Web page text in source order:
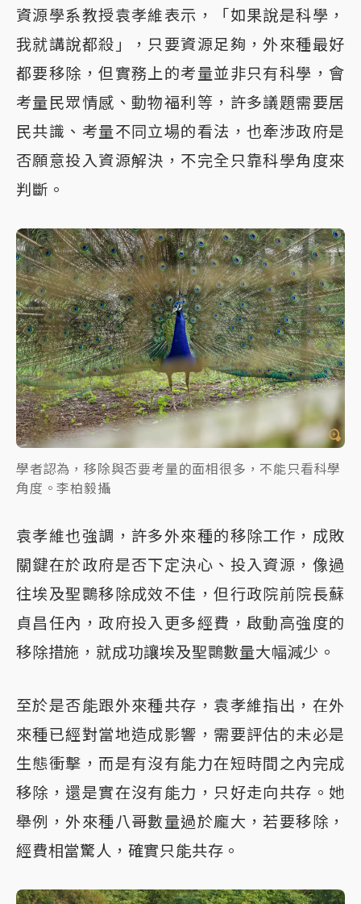
資源學系教授袁孝維表示，「如果說是科學，
我就講說都殺」，只要資源足夠，外來種最好
都要移除，但實務上的考量並非只有科學，會
考量民眾情感、動物福利等，許多議題需要居
民共識、考量不同立場的看法，也牽涉政府是
否願意投入資源解決，不完全只靠科學角度來
判斷。
學者認為，移除與否要考量的面相很多，不能只看科學
角度。李柏毅攝
袁孝維也強調，許多外來種的移除工作，成敗
關鍵在於政府是否下定決心、投入資源，像過
往埃及聖䴉移除成效不佳，但行政院前院長蘇
貞昌任內，政府投入更多經費，啟動高強度的
移除措施，就成功讓埃及聖䴉數量大幅減少。
至於是否能跟外來種共存，袁孝維指出，在外
來種已經對當地造成影響，需要評估的未必是
生態衝擊，而是有沒有能力在短時間之內完成
移除，還是實在沒有能力，只好走向共存。她
舉例，外來種八哥數量過於龐大，若要移除，
經費相當驚人，確實只能共存。